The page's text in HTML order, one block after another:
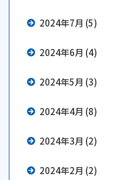
2024年7月 (5)
2024年6月 (4)
2024年5月 (3)
2024年4月 (8)
2024年3月 (2)
2024年2月 (2)